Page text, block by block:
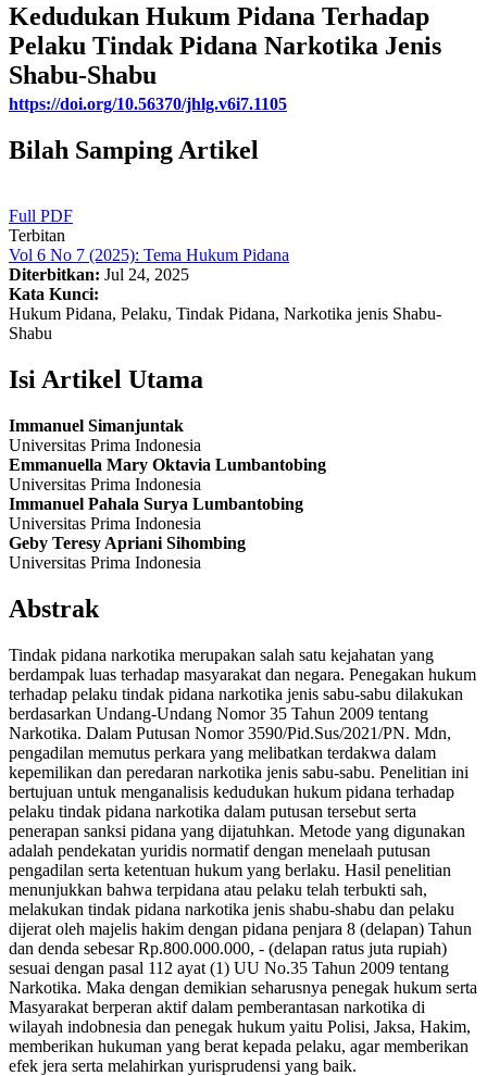
Kedudukan Hukum Pidana Terhadap
Pelaku Tindak Pidana Narkotika Jenis
Shabu-Shabu
https://doi.org/10.56370/jhlg.v6i7.1105
Bilah Samping Artikel
Full PDF
Terbitan
Vol 6 No 7 (2025): Tema Hukum Pidana
Diterbitkan: Jul 24, 2025
Kata Kunci:
Hukum Pidana, Pelaku, Tindak Pidana, Narkotika jenis Shabu-
Shabu
Isi Artikel Utama
Immanuel Simanjuntak
Universitas Prima Indonesia
Emmanuella Mary Oktavia Lumbantobing
Universitas Prima Indonesia
Immanuel Pahala Surya Lumbantobing
Universitas Prima Indonesia
Geby Teresy Apriani Sihombing
Universitas Prima Indonesia
Abstrak
Tindak pidana narkotika merupakan salah satu kejahatan yang
berdampak luas terhadap masyarakat dan negara. Penegakan hukum
terhadap pelaku tindak pidana narkotika jenis sabu-sabu dilakukan
berdasarkan Undang-Undang Nomor 35 Tahun 2009 tentang
Narkotika. Dalam Putusan Nomor 3590/Pid.Sus/2021/PN. Mdn,
pengadilan memutus perkara yang melibatkan terdakwa dalam
kepemilikan dan peredaran narkotika jenis sabu-sabu. Penelitian ini
bertujuan untuk menganalisis kedudukan hukum pidana terhadap
pelaku tindak pidana narkotika dalam putusan tersebut serta
penerapan sanksi pidana yang dijatuhkan. Metode yang digunakan
adalah pendekatan yuridis normatif dengan menelaah putusan
pengadilan serta ketentuan hukum yang berlaku. Hasil penelitian
menunjukkan bahwa terpidana atau pelaku telah terbukti sah,
melakukan tindak pidana narkotika jenis shabu-shabu dan pelaku
dijerat oleh majelis hakim dengan pidana penjara 8 (delapan) Tahun
dan denda sebesar Rp.800.000.000, - (delapan ratus juta rupiah)
sesuai dengan pasal 112 ayat (1) UU No.35 Tahun 2009 tentang
Narkotika. Maka dengan demikian seharusnya penegak hukum serta
Masyarakat berperan aktif dalam pemberantasan narkotika di
wilayah indobnesia dan penegak hukum yaitu Polisi, Jaksa, Hakim,
memberikan hukuman yang berat kepada pelaku, agar memberikan
efek jera serta melahirkan yurisprudensi yang baik.